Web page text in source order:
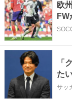
欧
に
「
た
制
サッ